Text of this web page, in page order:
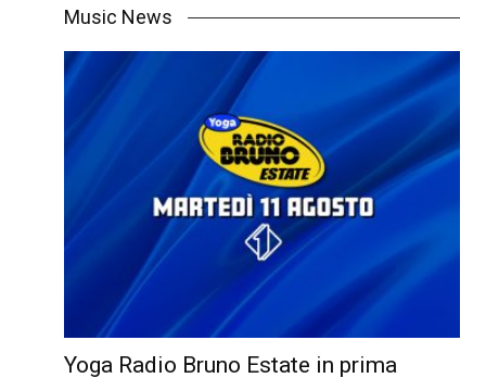
Music News
Yoga Radio Bruno Estate in prima